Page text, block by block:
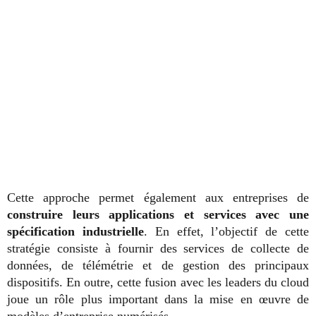
Cette approche permet également aux entreprises de
construire leurs applications et services avec une
spécification industrielle. En effet, l’objectif de cette
stratégie consiste à fournir des services de collecte de
données, de télémétrie et de gestion des principaux
dispositifs. En outre, cette fusion avec les leaders du cloud
joue un rôle plus important dans la mise en œuvre de